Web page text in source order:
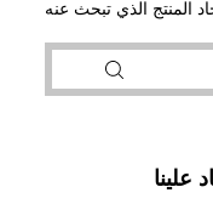
المنتج الذي تبحث عنه
علينا